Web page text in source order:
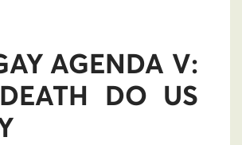
AGENDA V:
DO US